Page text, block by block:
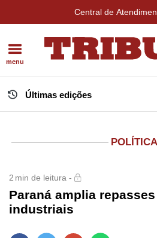
Central de
menu
Últimas edições
POLÍTICA
2 min de leitura -
Paraná amplia
industriais